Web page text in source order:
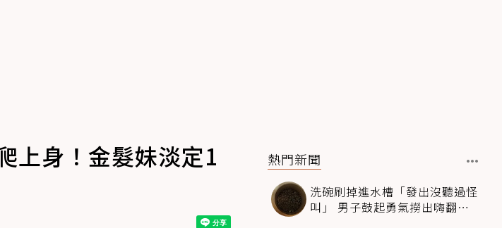
上身！金髮妹淡定1
熱門新聞
洗碗刷掉進水槽「發出沒聽過怪
叫」 男子鼓起勇氣撈出嗨翻：